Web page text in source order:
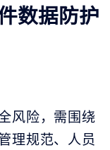
数据防护
风险，需围绕
理规范、人员